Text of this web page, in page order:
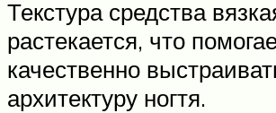
Текстура средства
растекается, что
качественно
архитектуру ногтя.